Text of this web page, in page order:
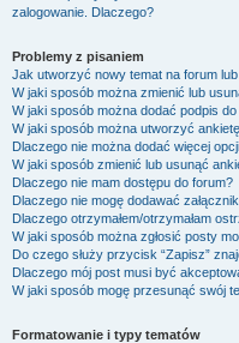
zalogowanie. Dlaczego?
Problemy z pisaniem
Jak utworzyć nowy temat na forum
W jaki sposób można zmienić lub
W jaki sposób można dodać podpis
W jaki sposób można utworzyć
Dlaczego nie można dodać więcej
W jaki sposób zmienić lub usunąć
Dlaczego nie mam dostępu do forum?
Dlaczego nie mogę dodawać
Dlaczego otrzymałem/otrzymałam
W jaki sposób można zgłosić posty
Do czego służy przycisk “Zapisz”
Dlaczego mój post musi być
W jaki sposób mogę przesunąć swój
Formatowanie i typy tematów